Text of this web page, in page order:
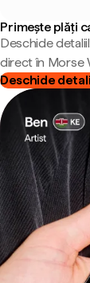
Primește plăți
Deschide
direct în Morse
Deschide